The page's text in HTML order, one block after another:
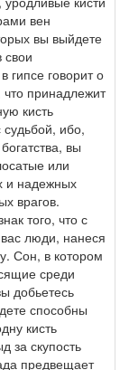
вен
вы выйдете
свои
гипсе говорит о
что принадлежит
кисть
ибо,
вы
или
и надежных
врагов.
того, что с
люди, нанеся
Сон, в котором
среди
добьетесь
способны
кисть
за скупость
предвещает